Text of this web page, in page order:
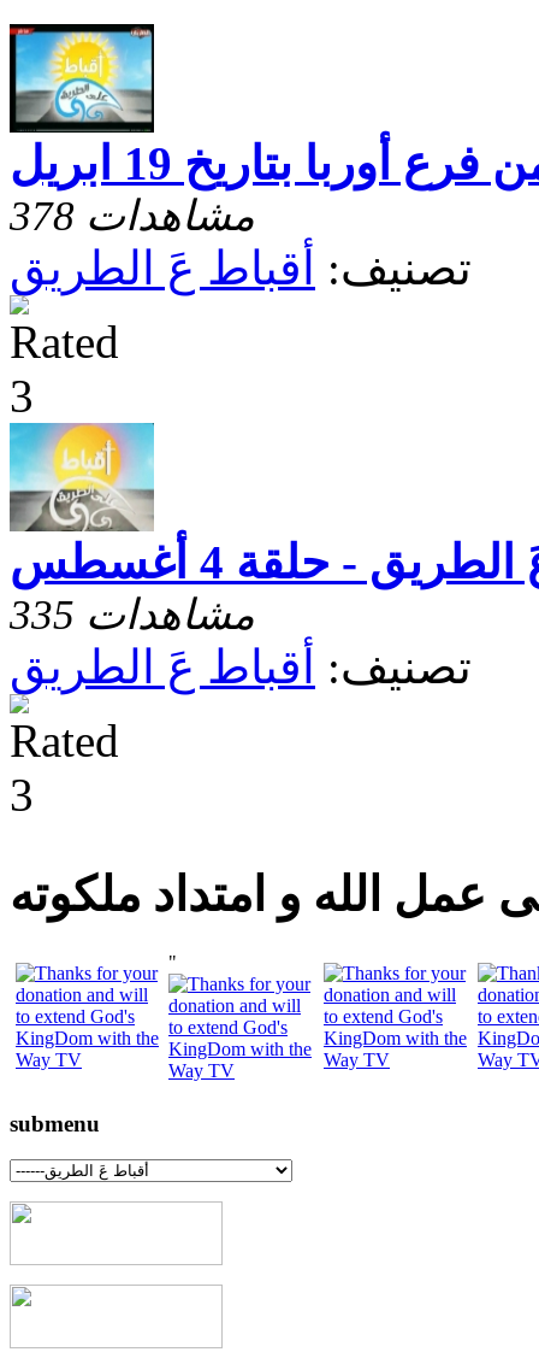
بتاريخ 19 ابريل
378 مشاهدات
تصنيف: أقباط عَ الطريق
- حلقة 4 أغسطس
335 مشاهدات
تصنيف: أقباط عَ الطريق
عمل الله و امتداد ملكوته
"
submenu